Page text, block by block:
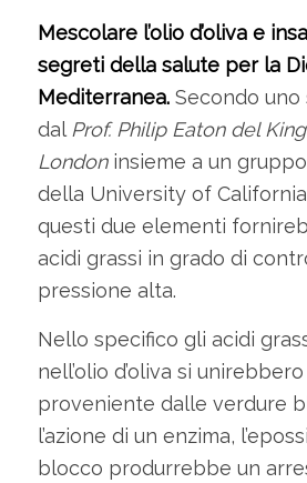
Mescolare l’olio d’oliva e
segreti della salute per la
Mediterranea.Secondo uno
dal Prof. Philip Eaton del
Londoninsieme a un
della University of
questi due elementi
acidi grassi in grado di
pressione alta.
Nello specifico gli acidi
nell’olio d’oliva si
proveniente dalle verdure
l’azione di un enzima,
blocco produrrebbe un